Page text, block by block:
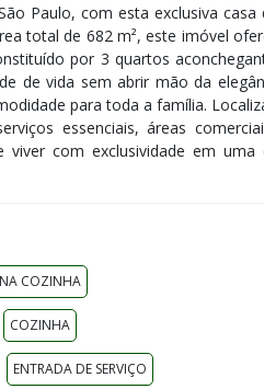
Paulo, com esta exclusiva casa
total de 682 m², este imóvel
por 3 quartos
de vida sem abrir mão da
para toda a família.
essenciais, áreas
com exclusividade em uma
COZINHA
COZINHA
ENTRADA DE SERVIÇO